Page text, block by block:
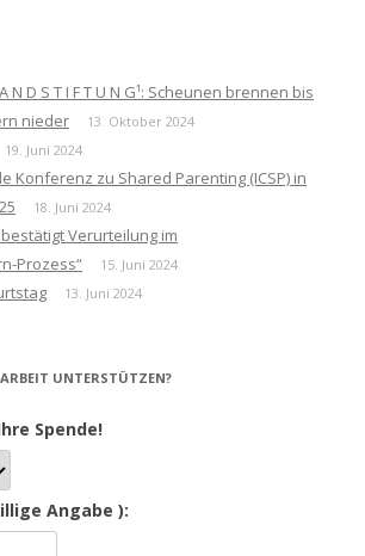
N D S T I F T U N G¹: Scheunen brennen bis
nieder
13. Oktober 2024
19. Juni 2024
Konferenz zu Shared Parenting (ICSP) in
18. Juni 2024
Verurteilung im
Prozess“
15. Juni 2024
13. Juni 2024
UNTERSTÜTZEN?
Spende!
Angabe ):